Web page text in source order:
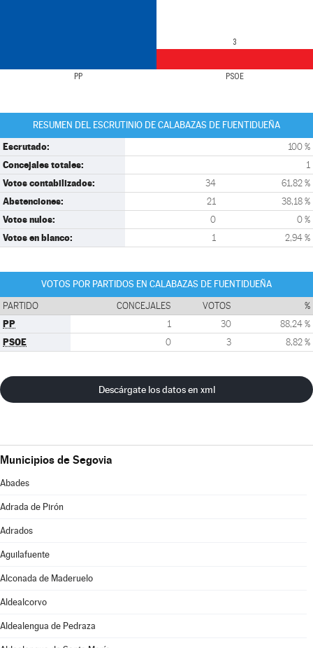
PP PSOE
3
RESUMEN DEL ESCRUTINIO DE CALABAZAS DE FUENTIDUEÑA
Escrutado: 100 %
Concejales totales: 1
Votos contabilizados: 34 61,82 %
Abstenciones: 21 38,18 %
Votos nulos: 0 0 %
Votos en blanco: 1 2,94 %
VOTOS POR PARTIDOS EN CALABAZAS DE FUENTIDUEÑA
PARTIDO CONCEJALES VOTOS %
PP 1 30 88,24 %
PSOE 0 3 8,82 %
Descárgate los datos en xml
Municipios de Segovia
Abades
Adrada de Pirón
Adrados
Aguilafuente
Alconada de Maderuelo
Aldealcorvo
Aldealengua de Pedraza